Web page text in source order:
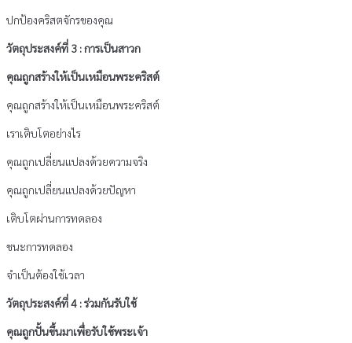
ปกป้องคริสตจักรของคุณ
วัตถุประสงค์ที่ 3 : การเป็นสาวก
คุณถูกสร้างให้เป็นเหมือนพระคริสต์
คุณถูกสร้างให้เป็นเหมือนพระคริสต์
เราเติบโตอย่างไร
คุณถูกเปลี่ยนแปลงด้วยความจริง
คุณถูกเปลี่ยนแปลงด้วยปัญหา
เติบโตผ่านการทดลอง
ชนะการทดลอง
จำเป็นต้องใช้เวลา
วัตถุประสงค์ที่ 4 : ร่วมกันรับใช้
คุณถูกปั้นขึ้นมาเพื่อรับใช้พระเจ้า